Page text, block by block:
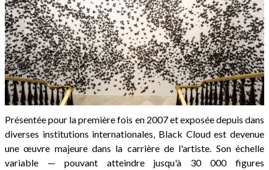
Présentée pour la première fois en 2007 et exposée depuis dans
diverses institutions internationales, Black Cloud est devenue
une œuvre majeure dans la carrière de l'artiste. Son échelle
variable — pouvant atteindre jusqu'à 30 000 figures